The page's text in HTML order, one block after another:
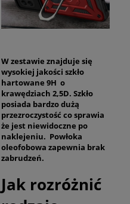
W zestawie znajduje się
wysokiej jakości szkło
hartowane 9H o
krawędziach 2,5D. Szkło
posiada bardzo dużą
przezroczystość co sprawia
że jest niewidoczne po
naklejeniu. Powłoka
oleofobowa zapewnia brak
zabrudzeń.
Jak rozróżnić